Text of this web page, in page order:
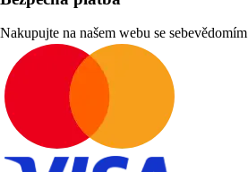
Nakupujte na našem webu se sebevědomím